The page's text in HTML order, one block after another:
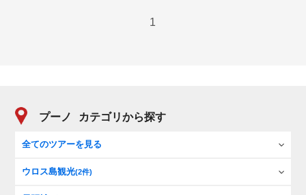
1
プーノ カテゴリから探す
全てのツアーを見る
ウロス島観光(2件)